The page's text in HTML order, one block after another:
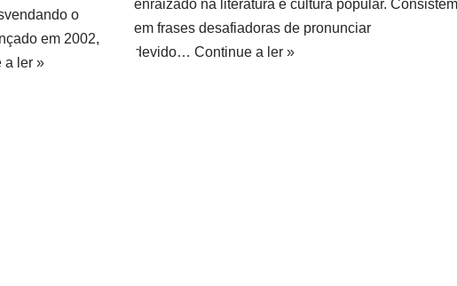
o
em 2002,
a ler »
enraizado na literatura e cultura popular. Consistem
em frases desafiadoras de pronunciar
devido…Continue a ler »